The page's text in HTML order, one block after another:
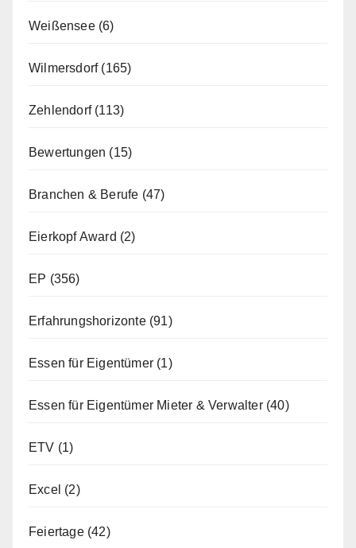
Weißensee(6)
Wilmersdorf(165)
Zehlendorf(113)
Bewertungen (15)
Branchen & Berufe (47)
Eierkopf Award (2)
EP (356)
Erfahrungshorizonte(91)
Essen für Eigentümer (1)
Essen für Eigentümer Mieter & Verwalter(40)
ETV (1)
Excel (2)
Feiertage(42)